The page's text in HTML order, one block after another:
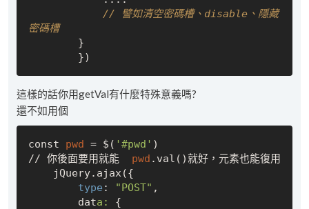
// 譬如清空密碼槽、disable、隱藏
密碼槽
這樣的話你用getVal有什麼特殊意義嗎?
還不如用個
const pwd = $( '#pwd' )
// 你後面要用就能 pwd .val()就好，元素也能復用
type : "POST" ,
        dat
a:
{